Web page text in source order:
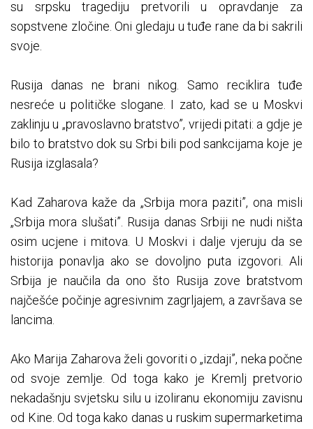
su srpsku tragediju pretvorili u opravdanje za
sopstvene zločine. Oni gledaju u tuđe rane da bi sakrili
svoje.
Rusija danas ne brani nikog. Samo reciklira tuđe
nesreće u političke slogane. I zato, kad se u Moskvi
zaklinju u „pravoslavno bratstvo”, vrijedi pitati: a gdje je
bilo to bratstvo dok su Srbi bili pod sankcijama koje je
Rusija izglasala?
Kad Zaharova kaže da „Srbija mora paziti”, ona misli
„Srbija mora slušati”. Rusija danas Srbiji ne nudi ništa
osim ucjene i mitova. U Moskvi i dalje vjeruju da se
historija ponavlja ako se dovoljno puta izgovori. Ali
Srbija je naučila da ono što Rusija zove bratstvom
najčešće počinje agresivnim zagrljajem, a završava se
lancima.
Ako Marija Zaharova želi govoriti o „izdaji”, neka počne
od svoje zemlje. Od toga kako je Kremlj pretvorio
nekadašnju svjetsku silu u izoliranu ekonomiju zavisnu
od Kine. Od toga kako danas u ruskim supermarketima